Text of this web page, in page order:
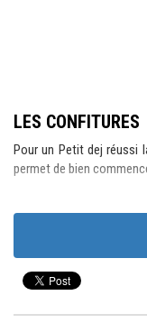
LES CONFITURES
Pour un Petit dej réussi
permet de bien